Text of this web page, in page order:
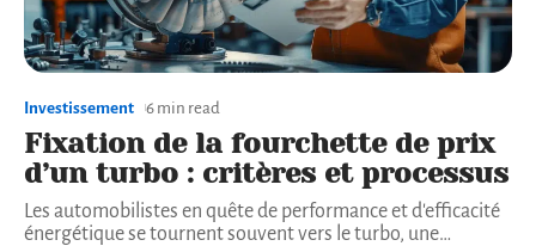
Investissement 6 min read
Fixation de la fourchette de prix
d’un turbo : critères et processus
Les automobilistes en quête de performance et d'efficacité
énergétique se tournent souvent vers le turbo, une…